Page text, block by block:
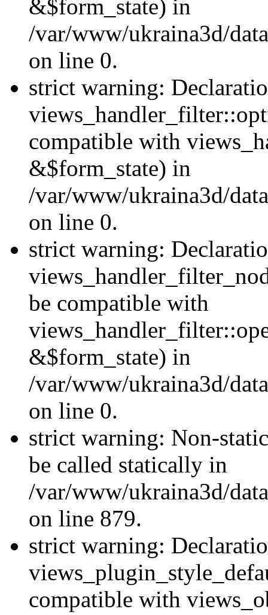
&$form_state) in
/var/www/ukraina3d/
on line 0.
strict warning:
compatible with
&$form_state) in
/var/www/ukraina3d/
on line 0.
strict warning:
be compatible with
&$form_state) in
/var/www/ukraina3d/
on line 0.
strict warning: Non-
be called statically in
/var/www/ukraina3d/
on line 879.
strict warning:
compatible with